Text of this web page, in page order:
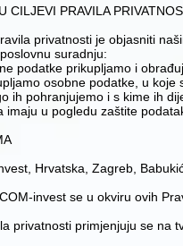
CILJEVI PRAVILA
privatnosti je objasniti
suradnju:
podatke prikupljamo i
osobne podatke, u koje
ih pohranjujemo i s kime ih
imaju u pogledu zaštite
Hrvatska, Zagreb,
invest se u okviru ovih
privatnosti primjenjuju se na